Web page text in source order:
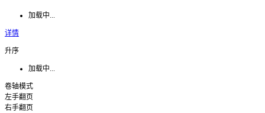
加载中...
详情
升序
加载中...
卷轴模式
左手翻页
右手翻页